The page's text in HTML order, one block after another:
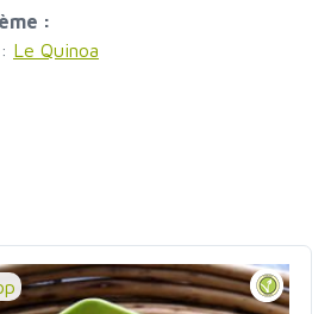
:
Le Quinoa